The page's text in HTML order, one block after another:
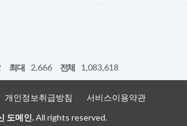
최대 2,666 전체 1,083,618
개인정보취급방침
서비스이용약관
도메인.All rights reserved.